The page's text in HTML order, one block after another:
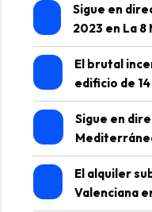
Sigue en
2023 en La
El brutal
edificio de
Sigue en
El alquiler
Valenciana